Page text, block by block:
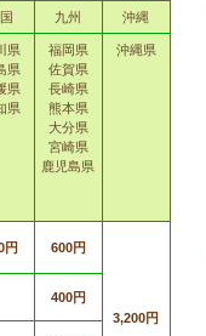
九州 沖縄
県
県
県
県
福岡県
佐賀県
長崎県
熊本県
大分県
宮崎県
鹿児島県
沖縄県
円 600円
3,200円
400円